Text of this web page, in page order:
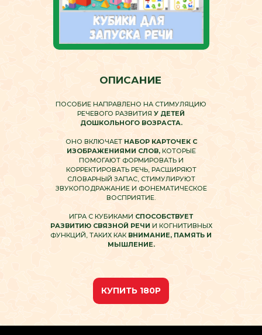
ПОСОБИЕ НАПРАВЛЕНО НА СТИМУЛЯЦИЮ
РЕЧЕВОГО РАЗВИТИЯ У ДЕТЕЙ
ДОШКОЛЬНОГО ВОЗРАСТА.
ОНО ВКЛЮЧАЕТ НАБОР КАРТОЧЕК С
ИЗОБРАЖЕНИЯМИ СЛОВ,КОТОРЫЕ
ПОМОГАЮТ ФОРМИРОВАТЬ И
КОРРЕКТИРОВАТЬ РЕЧЬ, РАСШИРЯЮТ
СЛОВАРНЫЙ ЗАПАС, СТИМУЛИРУЮТ
ЗВУКОПОДРАЖАНИЕ И ФОНЕМАТИЧЕСКОЕ
ВОСПРИЯТИЕ.
ИГРА С КУБИКАМИ СПОСОБСТВУЕТ
РАЗВИТИЮ СВЯЗНОЙ РЕЧИ И КОГНИТИВНЫХ
ФУНКЦИЙ, ТАКИХ КАК ВНИМАНИЕ, ПАМЯТЬ И
МЫШЛЕНИЕ.
КУПИТЬ 180Р
ОПИСАНИЕ